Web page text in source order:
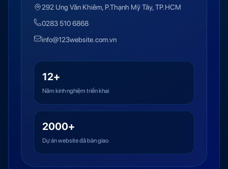
292 Ung Văn Khiêm, P.Thạnh Mỹ Tây, TP.HCM
0283 510 6868
info@123website.com.vn
12+
Năm kinh nghiệm triển khai
2000+
Dự án website đã bàn giao